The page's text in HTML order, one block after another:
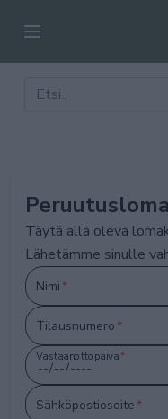
Täytä alla oleva
Lähetämme sinulle
Nimi *
Tilausnumero *
Vastaanottopäivä*
Sähköpostiosoite *